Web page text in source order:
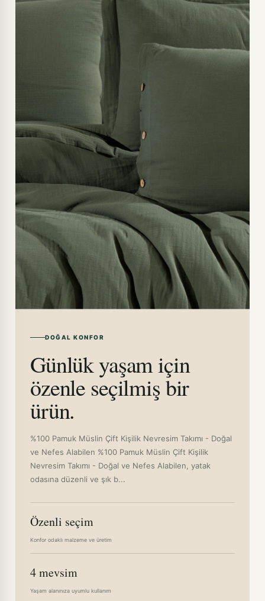
DOĞAL KONFOR
Günlük yaşam için
özenle seçilmiş bir
ürün.
%100 Pamuk Müslin Çift Kişilik Nevresim Takımı - Doğal
ve Nefes Alabilen %100 Pamuk Müslin Çift Kişilik
Nevresim Takımı - Doğal ve Nefes Alabilen, yatak
odasına düzenli ve şık b...
Özenli seçim
Konfor odaklı malzeme ve üretim
4 mevsim
Yaşam alanınıza uyumlu kullanım